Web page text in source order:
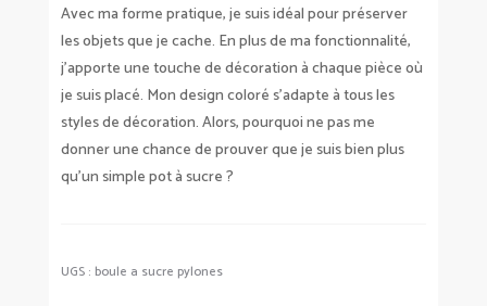
Avec ma forme pratique, je suis idéal pour préserver
les objets que je cache. En plus de ma fonctionnalité,
j’apporte une touche de décoration à chaque pièce où
je suis placé. Mon design coloré s’adapte à tous les
styles de décoration. Alors, pourquoi ne pas me
donner une chance de prouver que je suis bien plus
qu’un simple pot à sucre ?
UGS : boule a sucre pylones